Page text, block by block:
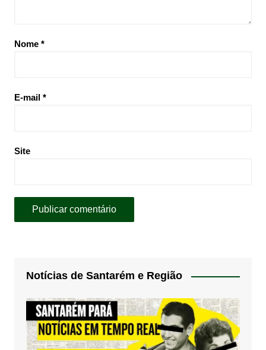
Nome *
E-mail *
Site
Notícias de Santarém e Região